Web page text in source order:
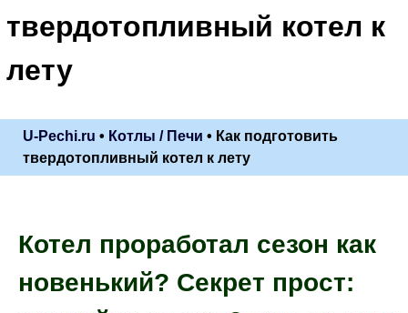
твердотопливный котел к
лету
U-Pechi.ru • Котлы / Печи • Как подготовить
твердотопливный котел к лету
Котел проработал сезон как
новенький? Секрет прост: